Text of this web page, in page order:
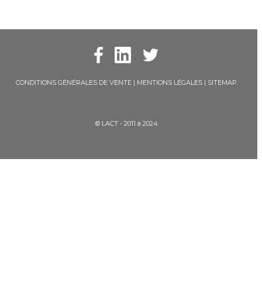
CONDITIONS GÉNÉRALES DE VENTE | MENTIONS LÉGALES | SITEMAP
© LACT - 2011 à 2024